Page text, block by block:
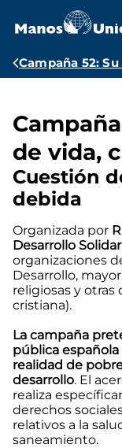
contenido
Ruta
navegación
Campaña 52:
de vida,
Cuestión
debida
Organizada por
Desarrollo
organizaciones
Desarrollo,
religiosas y otras
cristiana).
La campaña
pública española
realidad de
desarrollo. El
realiza
derechos
relativos a la
saneamiento.